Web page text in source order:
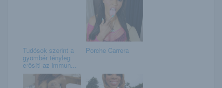
Tudósok szerint a
gyömbér tényleg
erősíti az immun...
Porche Carrera